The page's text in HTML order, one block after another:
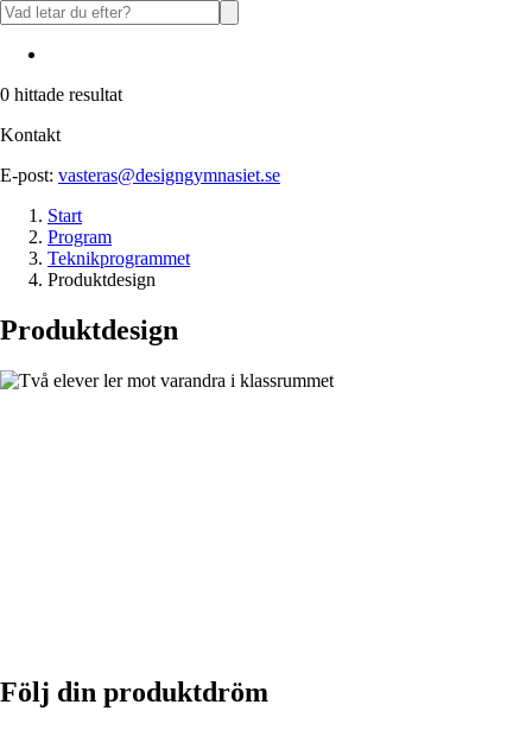
0 hittade resultat
Kontakt
E-post: vasteras@designgymnasiet.se
Start
Program
Teknikprogrammet
Produktdesign
Produkt­design
Följ din produktdröm